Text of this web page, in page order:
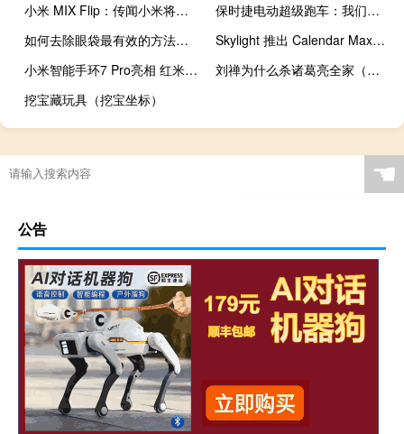
小米 MIX Flip：传闻小米将带来三星 Galaxy Z Flip5 替代 MWC 2024
保时捷电动超级跑车：我们所知道的一切
如何去除眼袋最有效的方法（如何去除眼袋）
Skylight 推出 Calendar Max，一款 27 英寸触摸屏 旨在简化家居生活
小米智能手环7 Pro亮相 红米Pad在欧洲首次亮相
刘禅为什么杀诸葛亮全家（刘禅怎么死的）
挖宝藏玩具（挖宝坐标）
☚
公告